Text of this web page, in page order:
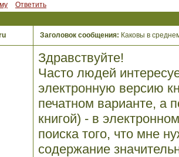
Ответить
Заголовок сообщения: Каковы в
Здравствуйте!
Часто людей
электронную версию
печатном варианте, а
книгой) - в
поиска того, что мне
содержание